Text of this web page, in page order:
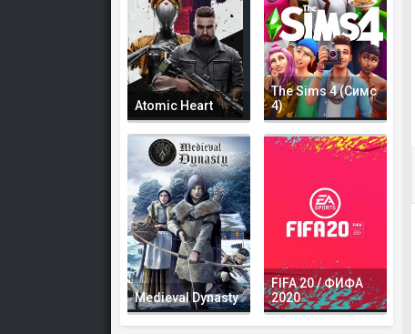
Atomic Heart
The Sims 4 (Симс
4)
Medieval Dynasty
FIFA 20 / ФИФА
2020